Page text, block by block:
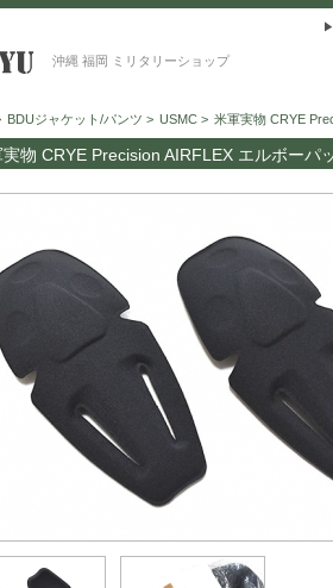
沖縄 福岡 ミリタリーショップ
BDUジャケット/パンツ > USMC > 米軍実物 CRYE
実物 CRYE Precision AIRFLEX エルボー